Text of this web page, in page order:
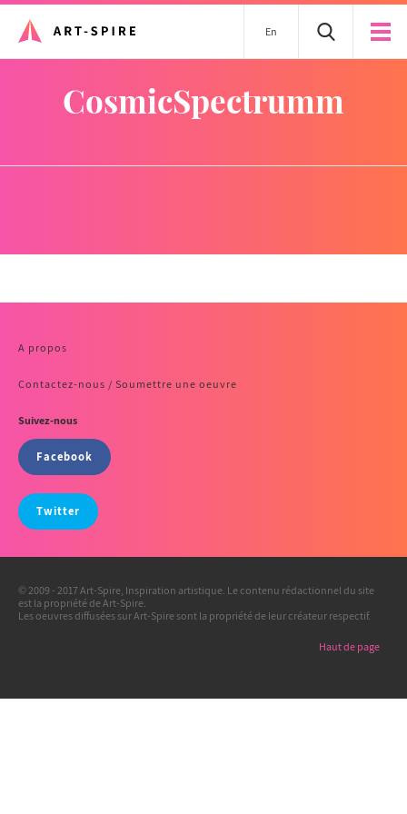
En
CosmicSpectrumm
A propos
Contactez-nous / Soumettre une oeuvre
Suivez-nous
Facebook
Twitter
© 2009 - 2017 Art-Spire, Inspiration artistique. Le contenu rédactionnel du site
est la propriété de Art-Spire.
Les oeuvres diffusées sur Art-Spire sont la propriété de leur créateur respectif.
Haut de page